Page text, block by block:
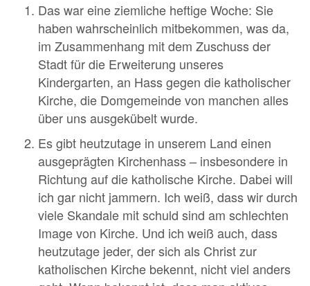
Das war eine ziemliche heftige Woche: Sie
haben wahrscheinlich mitbekommen, was da,
im Zusammenhang mit dem Zuschuss der
Stadt für die Erweiterung unseres
Kindergarten, an Hass gegen die katholischer
Kirche, die Domgemeinde von manchen alles
über uns ausgekübelt wurde.
Es gibt heutzutage in unserem Land einen
ausgeprägten Kirchenhass – insbesondere in
Richtung auf die katholische Kirche. Dabei will
ich gar nicht jammern. Ich weiß, dass wir durch
viele Skandale mit schuld sind am schlechten
Image von Kirche. Und ich weiß auch, dass
heutzutage jeder, der sich als Christ zur
katholischen Kirche bekennt, nicht viel anders